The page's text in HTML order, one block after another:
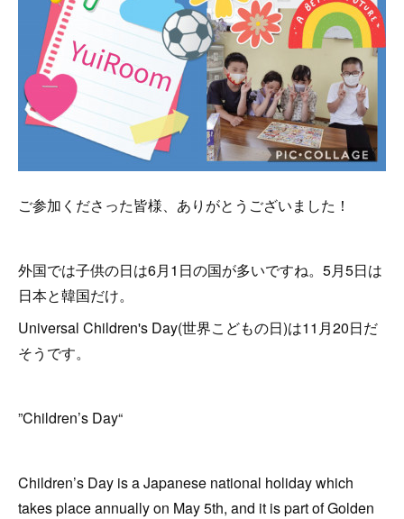
ご参加くださった皆様、ありがとうございました！
外国では子供の日は6月1日の国が多いですね。5月5日は
日本と韓国だけ。
Universal Children's Day(世界こどもの日)は11月20日だ
そうです。
”Children’s Day“
Children’s Day is a Japanese national holiday which
takes place annually on May 5th, and it is part of Golden